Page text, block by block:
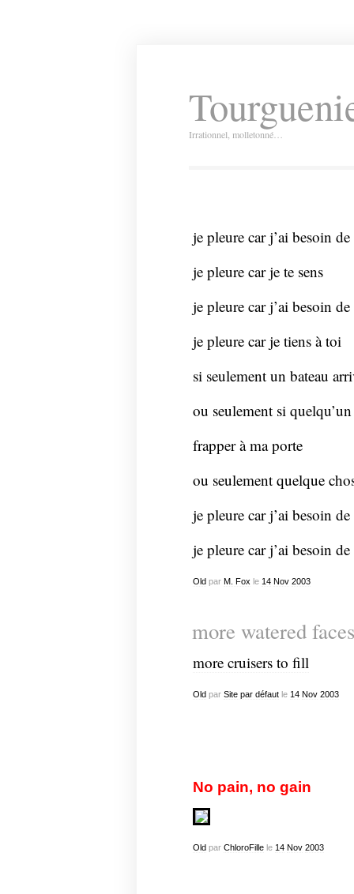
Irrationnel, molletonné…
je pleure car j’ai besoin
je pleure car je te sens
je pleure car j’ai besoin
je pleure car je tiens à toi
si seulement un bateau
ou seulement si
frapper à ma porte
ou seulement quelque
je pleure car j’ai besoin
je pleure car j’ai besoin
Oldpar M. Fox le 14 Nov 2003
more watered faces
more cruisers to fill
Oldpar Site par défautle 14 Nov 2003
No pain, no gain
Oldpar ChloroFillele 14 Nov 2003